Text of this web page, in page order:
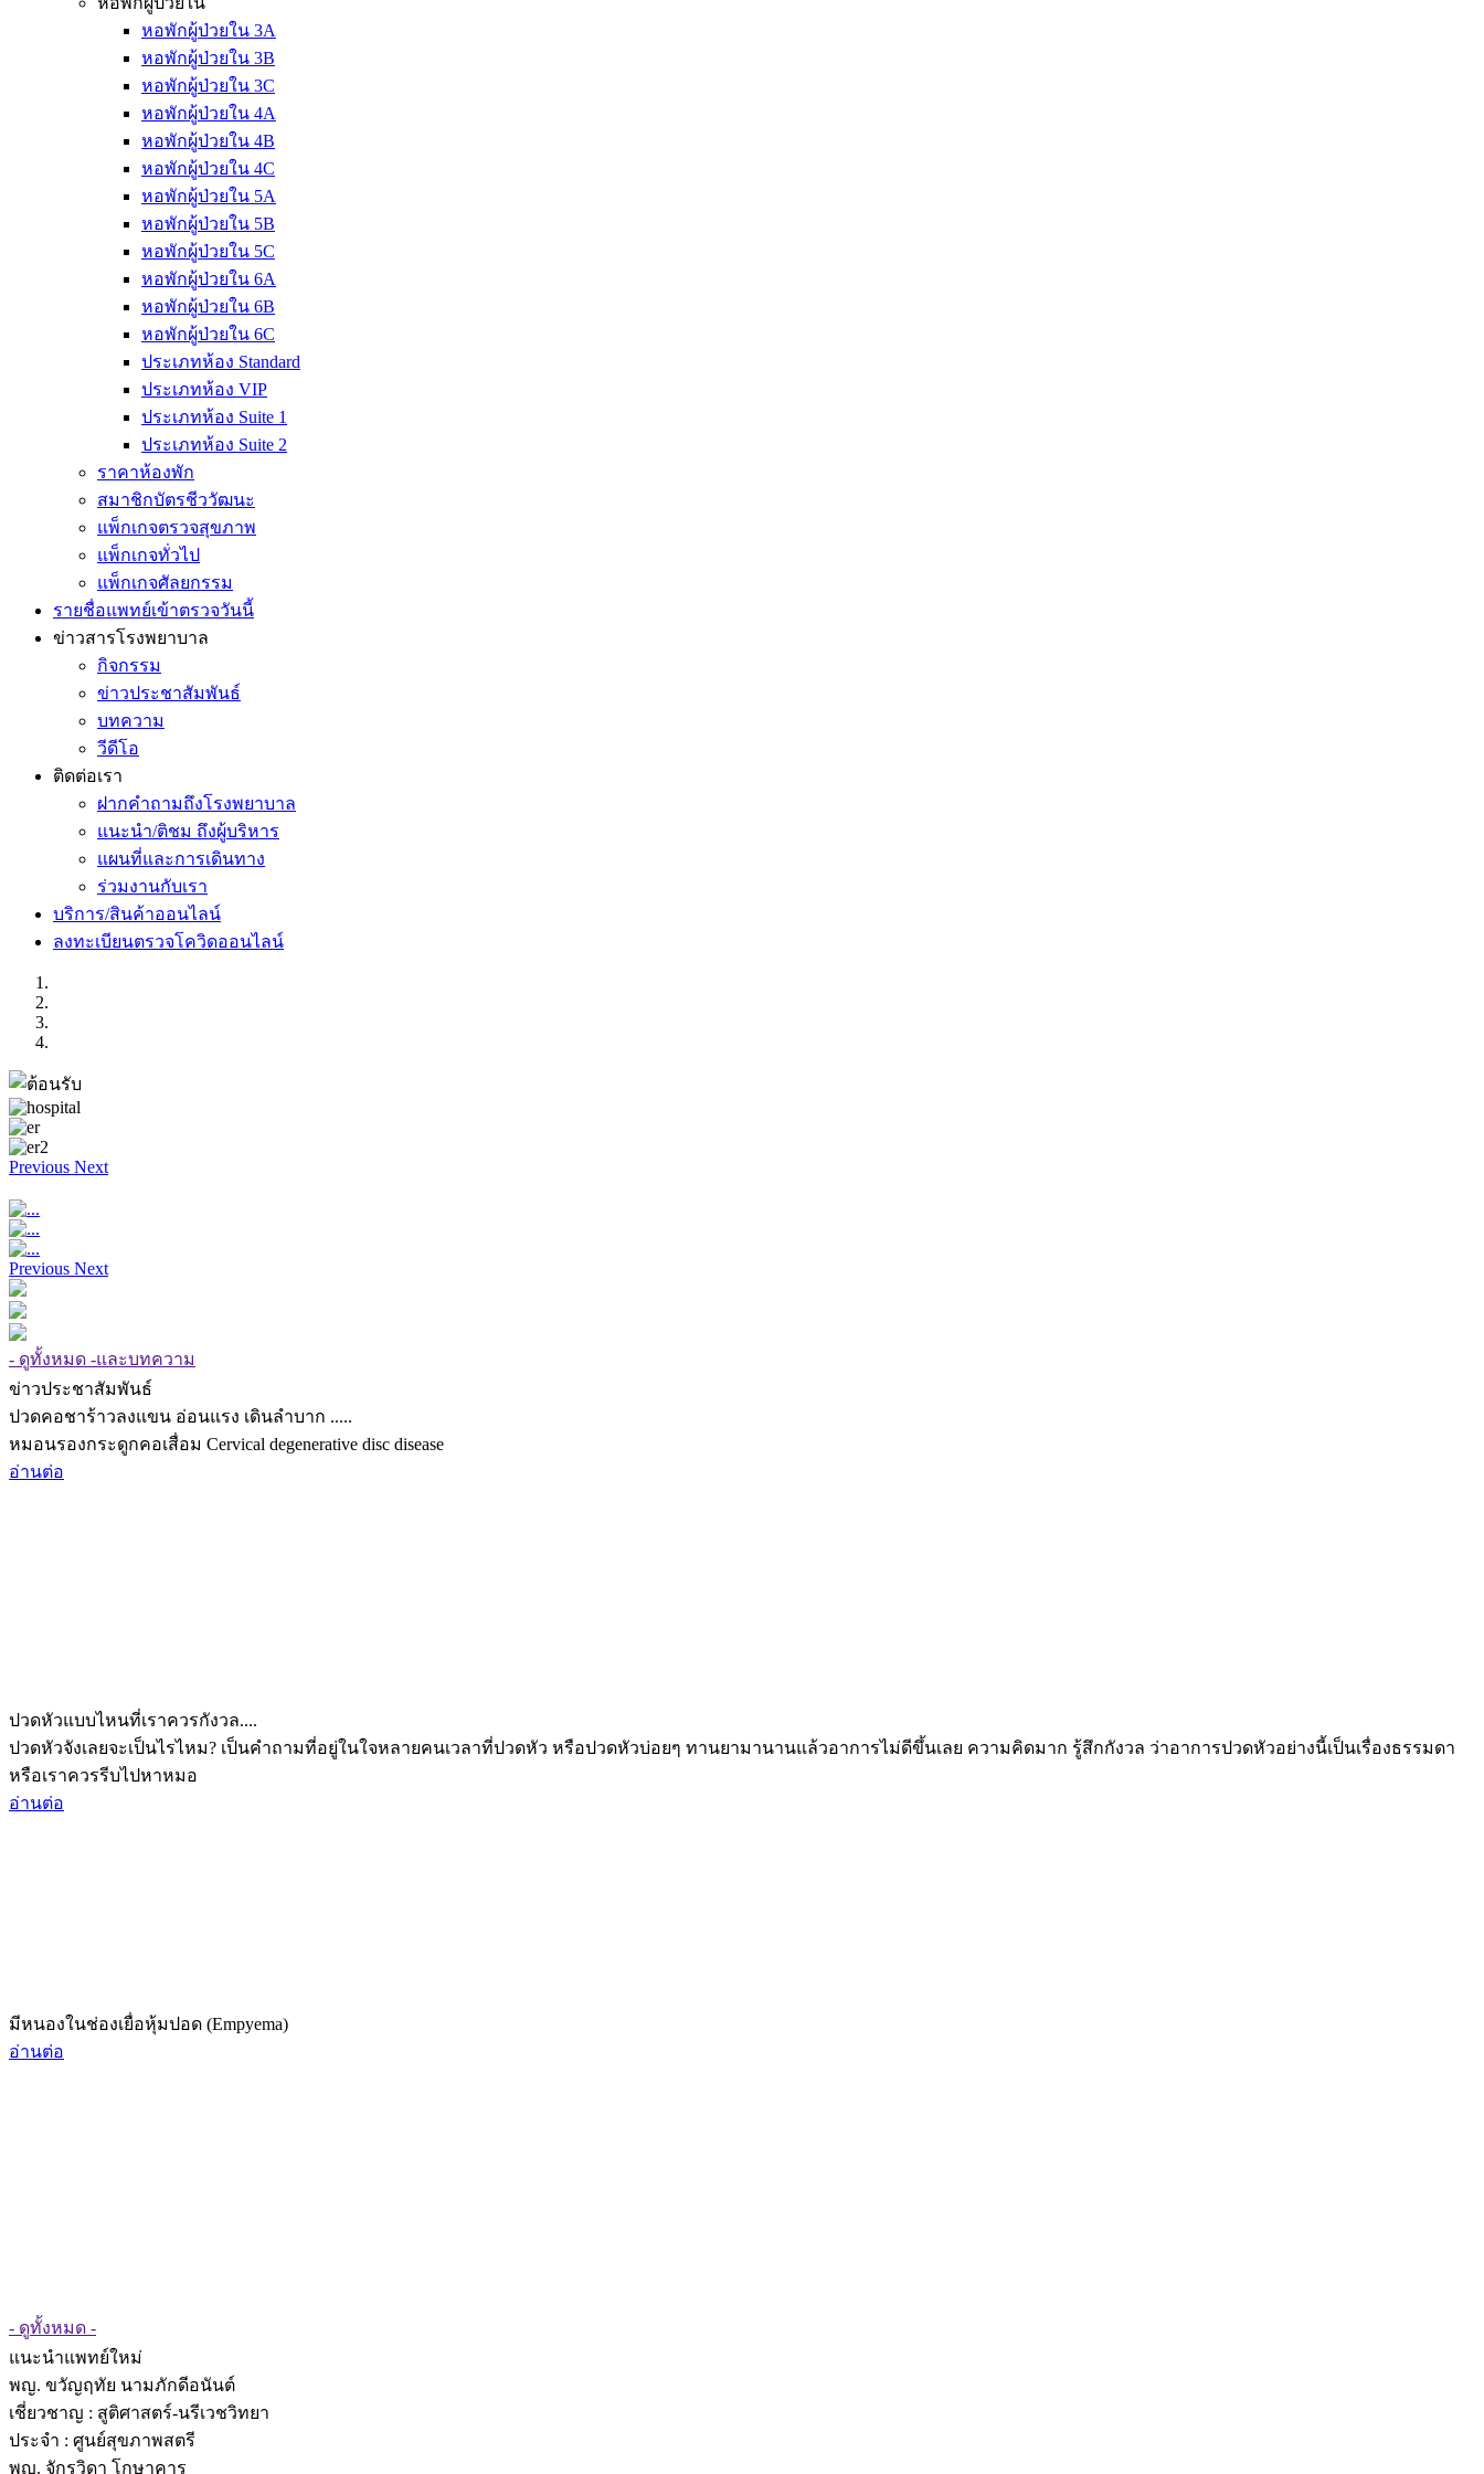
หอพักผู้ป่วยใน 3A
หอพักผู้ป่วยใน 3B
หอพักผู้ป่วยใน 3C
หอพักผู้ป่วยใน 4A
หอพักผู้ป่วยใน 4B
หอพักผู้ป่วยใน 4C
หอพักผู้ป่วยใน 5A
หอพักผู้ป่วยใน 5B
หอพักผู้ป่วยใน 5C
หอพักผู้ป่วยใน 6A
หอพักผู้ป่วยใน 6B
หอพักผู้ป่วยใน 6C
ประเภทห้อง Standard
ประเภทห้อง VIP
ประเภทห้อง Suite 1
ประเภทห้อง Suite 2
ราคาห้องพัก
สมาชิกบัตรชีววัฒนะ
แพ็กเกจตรวจสุขภาพ
แพ็กเกจทั่วไป
แพ็กเกจศัลยกรรม
รายชื่อแพทย์เข้าตรวจวันนี้
ข่าวสารโรงพยาบาล
กิจกรรม
ข่าวประชาสัมพันธ์
บทความ
วีดีโอ
ติดต่อเรา
ฝากคำถามถึงโรงพยาบาล
แนะนำ/ติชม ถึงผู้บริหาร
แผนที่และการเดินทาง
ร่วมงานกับเรา
บริการ/สินค้าออนไลน์
ลงทะเบียนตรวจโควิดออนไลน์
Previous Next
Previous Next
- ดูทั้งหมด -และบทความ
ข่าวประชาสัมพันธ์
ปวดคอชาร้าวลงแขน อ่อนแรง เดินลำบาก .....
หมอนรองกระดูกคอเสื่อม Cervical degenerative disc disease
อ่านต่อ
ปวดหัวแบบไหนที่เราควรกังวล....
ปวดหัวจังเลยจะเป็นไรไหม? เป็นคำถามที่อยู่ในใจหลายคนเวลาที่ปวดหัว หรือปวดหัวบ่อยๆ ทานยามานานแล้วอาการไม่ดีขึ้นเลย ความคิดมาก รู้สึกกังวล ว่าอาการปวดหัวอย่างนี้เป็นเรื่องธรรมดา
หรือเราควรรีบไปหาหมอ
อ่านต่อ
มีหนองในช่องเยื่อหุ้มปอด (Empyema)
อ่านต่อ
- ดูทั้งหมด -
แนะนำแพทย์ใหม่
พญ. ขวัญฤทัย นามภักดีอนันต์
เชี่ยวชาญ : สูติศาสตร์-นรีเวชวิทยา
ประจำ : ศูนย์สุขภาพสตรี
พญ. จักรวิดา โกษาคาร